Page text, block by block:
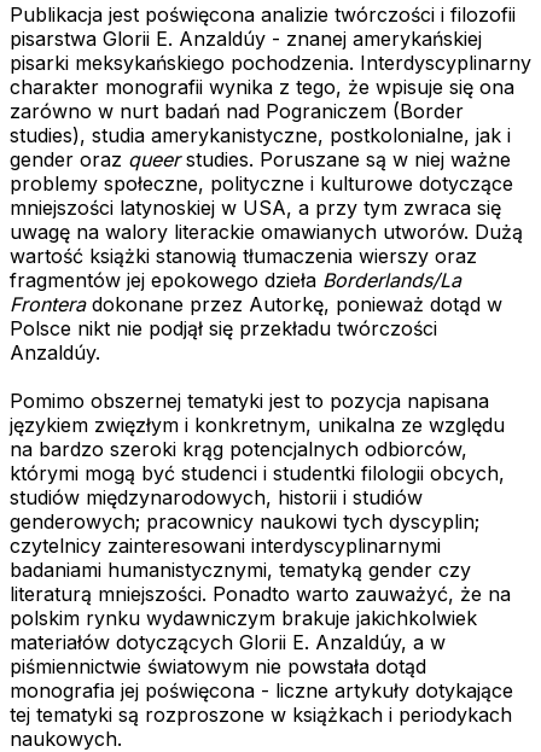
Publikacja jest poświęcona analizie twórczości i filozofii
pisarstwa Glorii E. Anzaldúy - znanej amerykańskiej
pisarki meksykańskiego pochodzenia. Interdyscyplinarny
charakter monografii wynika z tego, że wpisuje się ona
zarówno w nurt badań nad Pograniczem (Border
studies), studia amerykanistyczne, postkolonialne, jak i
gender oraz queerstudies. Poruszane są w niej ważne
problemy społeczne, polityczne i kulturowe dotyczące
mniejszości latynoskiej w USA, a przy tym zwraca się
uwagę na walory literackie omawianych utworów. Dużą
wartość książki stanowią tłumaczenia wierszy oraz
fragmentów jej epokowego dzieła Borderlands/La
Fronteradokonane przez Autorkę, ponieważ dotąd w
Polsce nikt nie podjął się przekładu twórczości
Anzaldúy.
Pomimo obszernej tematyki jest to pozycja napisana
językiem zwięzłym i konkretnym, unikalna ze względu
na bardzo szeroki krąg potencjalnych odbiorców,
którymi mogą być studenci i studentki filologii obcych,
studiów międzynarodowych, historii i studiów
genderowych; pracownicy naukowi tych dyscyplin;
czytelnicy zainteresowani interdyscyplinarnymi
badaniami humanistycznymi, tematyką gender czy
literaturą mniejszości. Ponadto warto zauważyć, że na
polskim rynku wydawniczym brakuje jakichkolwiek
materiałów dotyczących Glorii E. Anzaldúy, a w
piśmiennictwie światowym nie powstała dotąd
monografia jej poświęcona - liczne artykuły dotykające
tej tematyki są rozproszone w książkach i periodykach
naukowych.